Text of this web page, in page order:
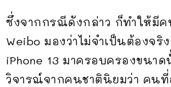
ซึ่งจากกรณีดังกล่าว ก็ทำให้มี
Weibo มองว่าไม่จำเป็นต้องจริ
iPhone 13 มาครอบครองขนา
วิจารณ์จากคนชาตินิยมว่า คนที่